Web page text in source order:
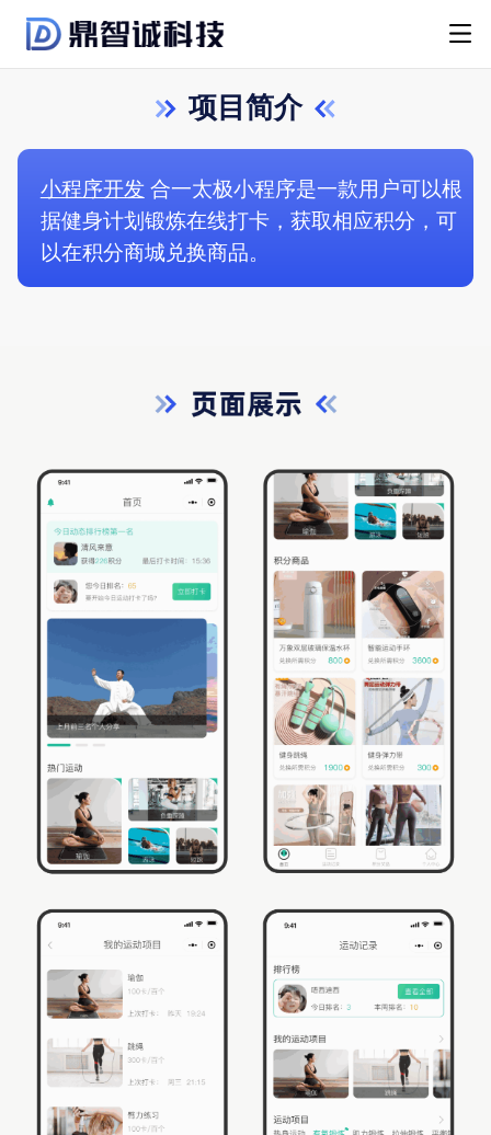
项目简介
小程序开发合一太极小程序是一款用户可以根
据健身计划锻炼在线打卡，获取相应积分，可
以在积分商城兑换商品。